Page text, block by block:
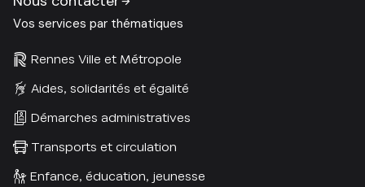
Vos services par thématiques
Rennes Ville et Métropole
Aides, solidarités et égalité
Démarches administratives
Transports et circulation
Enfance, éducation, jeunesse